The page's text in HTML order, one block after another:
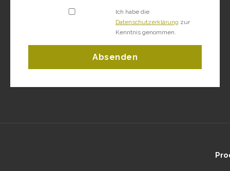
Ich habe die
Datenschutzerklärung zur
Kenntnis genommen.
Absenden